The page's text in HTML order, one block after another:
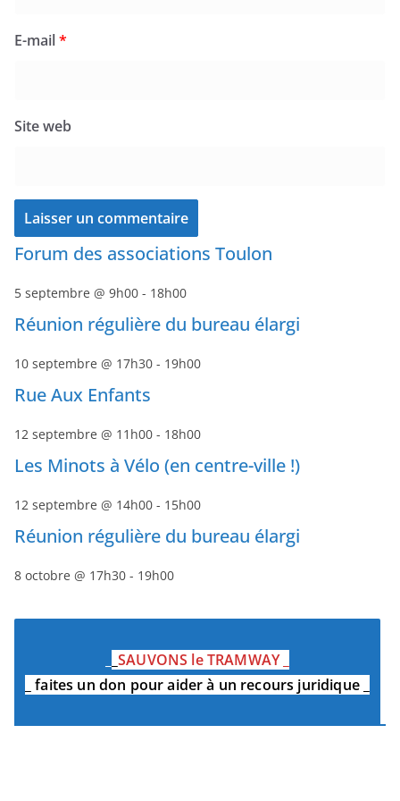
E-mail*
Site web
Forum des associations Toulon
5 septembre @ 9h00 - 18h00
Réunion régulière du bureau élargi
10 septembre @ 17h30 - 19h00
Rue Aux Enfants
12 septembre @ 11h00 - 18h00
Les Minots à Vélo (en centre-ville !)
12 septembre @ 14h00 - 15h00
Réunion régulière du bureau élargi
8 octobre @ 17h30 - 19h00
_SAUVONS le TRAMWAY_
_faites un don pour aider à un recours juridique_